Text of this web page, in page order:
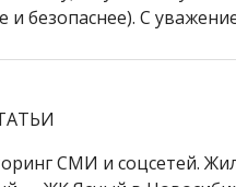
и безопаснее). С
СМИ и соцсетей.